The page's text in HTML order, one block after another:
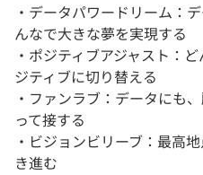
・データパワードリーム：
んなで大きな夢を実現する
・ポジティブアジャスト：
ジティブに切り替える
・ファンラブ：データにも
って接する
・ビジョンビリーブ：最高
き進む